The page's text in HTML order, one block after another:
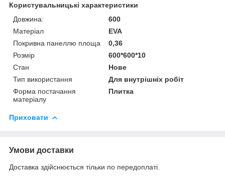
Користувальницькі характеристики
Довжина:
600
Матеріал
EVA
Покривна панеллю площа
0,36
Розмір
600*600*10
Стан
Нове
Тип використання
Для внутрішніх робіт
Форма постачання
матеріалу
Плитка
Приховати
Умови доставки
Доставка здійснюється тільки по передоплаті.